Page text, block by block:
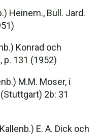
Heinem., Bull. Jard.
Konrad och
p. 131 (1952)
M.M. Moser, i
2b: 31
E. A. Dick och